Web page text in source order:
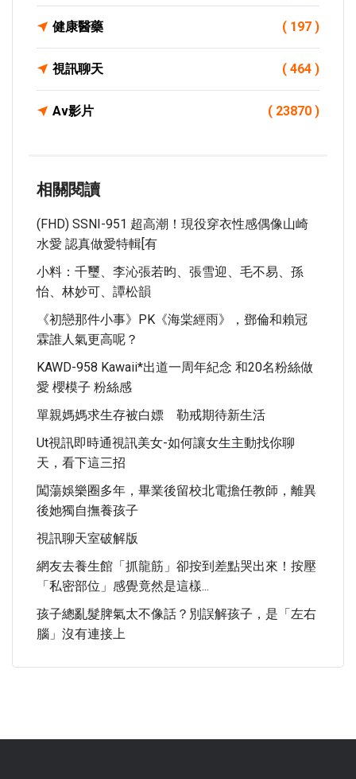
健康醫藥 ( 197 )
視訊聊天 ( 464 )
Av影片 ( 23870 )
相關閱讀
(FHD) SSNI-951 超高潮！現役穿衣性感偶像山崎
水愛 認真做愛特輯[有
小料：千璽、李沁張若昀、張雪迎、毛不易、孫
怡、林妙可、譚松韻
《初戀那件小事》PK《海棠經雨》，鄧倫和賴冠
霖誰人氣更高呢？
KAWD-958 Kawaii*出道一周年紀念 和20名粉絲做
愛 櫻模子 粉絲感
單親媽媽求生存被白嫖 勒戒期待新生活
Ut視訊即時通視訊美女-如何讓女生主動找你聊
天，看下這三招
闖蕩娛樂圈多年，畢業後留校北電擔任教師，離異
後她獨自撫養孩子
視訊聊天室破解版
網友去養生館「抓龍筋」卻按到差點哭出來！按壓
「私密部位」感覺竟然是這樣...
孩子總亂髮脾氣太不像話？別誤解孩子，是「左右
腦」沒有連接上